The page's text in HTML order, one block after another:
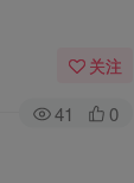
关注
41 0